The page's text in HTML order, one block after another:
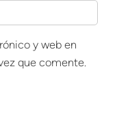
y web en
que comente.